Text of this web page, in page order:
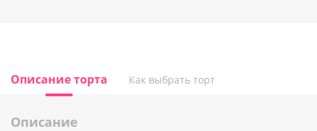
Описание торта Как выбрать торт
Описание